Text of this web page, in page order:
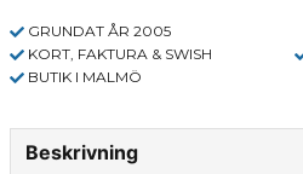
GRUNDAT ÅR 2005
KORT, FAKTURA & SWISH
BUTIK I MALMÖ
Beskrivning